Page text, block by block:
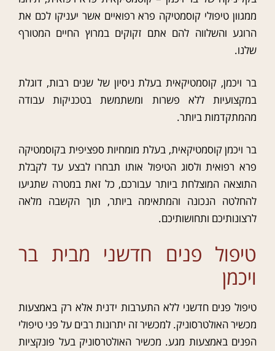
ממגוון טיפולי קוסמטיקה פרא רפואיים אשר יעניקו לכם את
הרוגע והשלווה להם אתם זקוקים במרוץ החיים המטורף
שלנו.
בר ויכמן, קוסמטיקאית בעלת ניסיון של שנים רבות, דוגלת
במקצועיות ללא פשרות ומשתמשת בטכניקות עבודה
מהמתקדמות ביותר.
בר ויכמן קוסמטיקאית, בעלת מומחיות ספציפית בקוסמטיקה
פרא רפואית ולסוג הטיפול אותו תבחרו לבצע עד לקבלת
התוצאה המוצלחת ביותר עבורכם, כל זאת במטרה שתגיעו
להחלטה הנכונה והמתאימה ​ביותר, תוך הקשבה מלאה
לרצונותיכם ותחושותיכם.
טיפול פנים חדשני מבית בר
ויכמן
טיפול פנים חדשני ללא התערבות ידנית אלא רק באמצעות
מכשיר האולטרסוניק. למכשיר זה יתרונות רבים על פני טיפולי
הפנים באמצעות מגע. מכשיר האולטרסוניק בעל פונקציות